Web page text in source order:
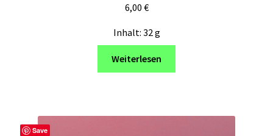
6,00 €
Inhalt: 32g
Weiterlesen
Save